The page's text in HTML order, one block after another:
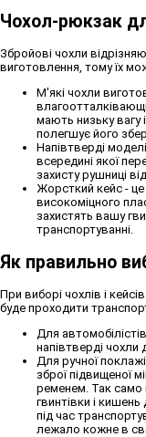
Чохол-рюкзак
Збройові чохли
виготовлення, тому їх
М'які чохли
мають низьку вагу
полегшує його
Напівтверді
всередині якої
захисту рушниці
Жорсткий кейс -
високоміцного
захистять вашу
транспортуванні.
Як правильно
При виборі чохлів і
буде проходити
Для
напівтверді чохли
Для ручної
зброї підвищеної
ременем. Так само
гвинтівки і
під час
лежало кожне в